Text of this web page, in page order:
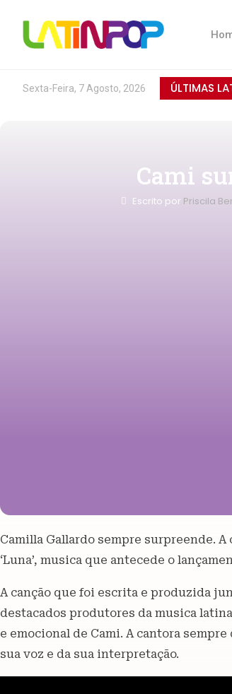
Sexta-Feira, 7 Agosto, 2026 ÚLTIMAS
Cami
Escrito por Priscila
Camilla Gallardo sempre surpreende.
‘Luna’, musica que antecede o
A canção que foi escrita e produzida
destacados produtores da musica
e emocional de Cami. A cantora
sua voz e da sua interpretação.